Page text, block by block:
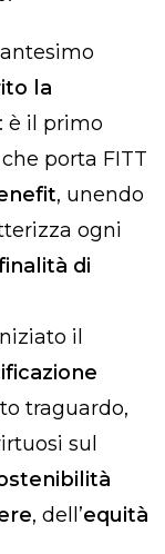
la
: è il primo
porta FITT
, unendo
ogni
di
il
traguardo,
sul
, dell’equità